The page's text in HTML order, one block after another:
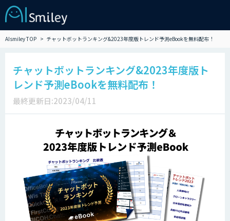
AIsmiley TOP チャットボットランキング&2023年度版トレンド予測eBookを無料配布！
チャットボットランキング&2023年度版ト
レンド予測eBookを無料配布！
最終更新日:2023/04/11